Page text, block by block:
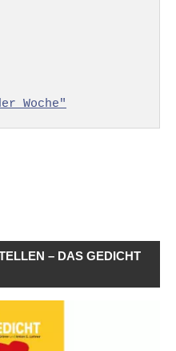
Woche"
– DAS GEDICHT